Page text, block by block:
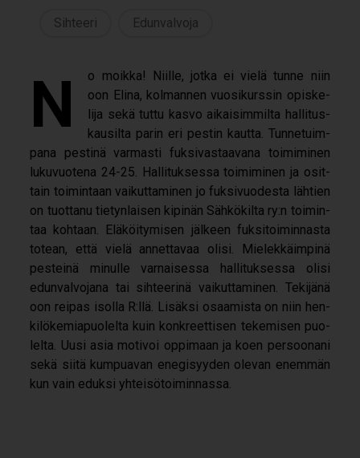
Sihteeri Edunvalvoja
No moikka! Niille, jotka ei vielä tunne niin
oon Elina, kol­man­nen vuo­si­kurs­sin opis­ke­
lija sekä tuttu kasvo aikai­sim­milta hal­li­tus­
kausilta parin eri pes­tin kautta. Tun­ne­tuim­
pana pes­tinä var­masti fuk­si­vas­taa­vana toi­mi­mi­nen
luku­vuo­tena 24-25. Hal­li­tuk­sessa toi­mi­mi­nen ja osit­
tain toi­min­taan vai­kut­ta­mi­nen jo fuk­si­vuo­desta läh­tien
on tuot­tanu tie­tyn­lai­sen kipi­nän Säh­kö­kilta ry:n toi­min­
taa koh­taan. Elä­köi­ty­mi­sen jäl­keen fuk­si­toi­min­nasta
totean, että vielä annet­ta­vaa olisi. Mie­lek­käim­pinä
pes­teinä minulle var­nai­sessa hal­li­tuk­sessa olisi
edun­val­vo­jana tai sih­tee­rinä vai­kut­ta­mi­nen. Teki­jänä
oon rei­pas isolla R:llä. Lisäksi osaa­mista on niin hen­
ki­lö­ke­mia­puo­lelta kuin kon­kreet­ti­sen teke­mi­sen puo­
lelta. Uusi asia moti­voi oppi­maan ja koen per­soo­nani
sekä siitä kum­pua­van ene­gi­syy­den ole­van enem­män
kun vain eduksi yhtei­sö­toi­min­nassa.